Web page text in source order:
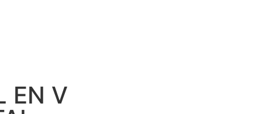
EN V